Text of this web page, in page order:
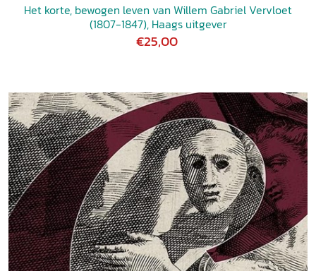
Het korte, bewogen leven van Willem Gabriel Vervloet
(1807-1847), Haags uitgever
€25,00